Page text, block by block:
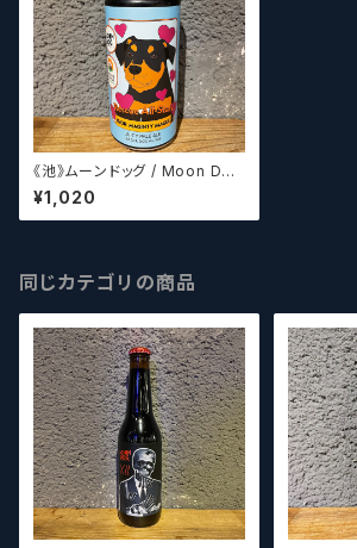
《池》ムーンドッグ / Moon Dog
Rescue All Stars(パッケージ
デザイン8種からランダムに発送
させていただきます。)
¥1,020
同じカテゴリの商品